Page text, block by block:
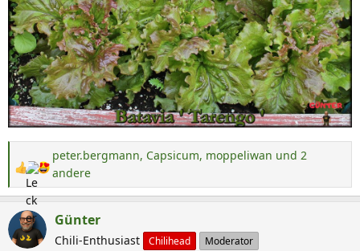
R
e
k
t
peter.bergmann, Capsicum, moppeliwan und 2
andere
Günter
Chili-Enthusiast Chilihead Moderator